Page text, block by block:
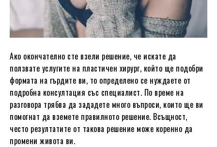
Ако окончателно сте взели решение, че искате да
ползвате услугите на пластичен хирург, който ще подобри
формата на гърдите ви, то определено се нуждаете от
подробна консултация със специалист. По време на
разговора трябва да зададете много въпроси, които ще ви
помогнат да вземете правилното решение. Всъщност,
често резултатите от такова решение може коренно да
промени живота ви.